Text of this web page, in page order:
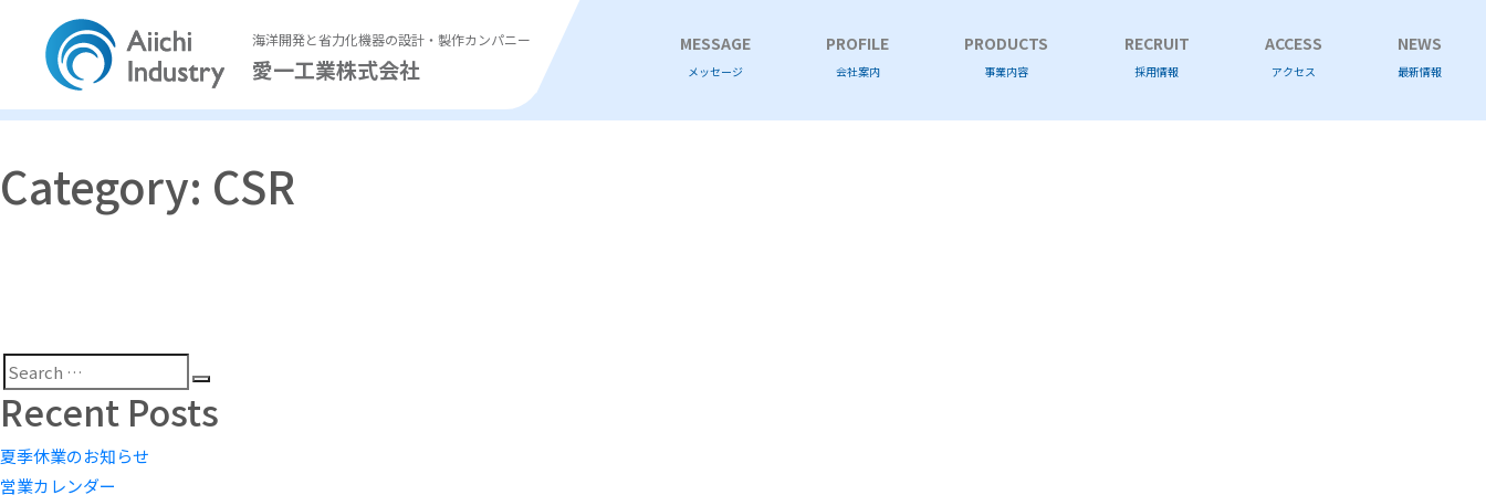
海洋開発と省力化機器の設計・製作カンパニー
愛一工業株式会社
MESSAGE
メッセージ
PROFILE
会社案内
PRODUCTS
事業内容
RECRUIT
採用情報
ACCESS
アクセス
NEWS
最新情報
Category: CSR
Search
for:
Recent Posts
夏季休業のお知らせ
営業カレンダー